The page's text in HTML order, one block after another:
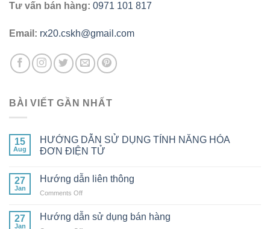
Tư vấn bán hàng: 0971 101 817
Email: rx20.cskh@gmail.com
BÀI VIẾT GẦN NHẤT
15
Aug
HƯỚNG DẪN SỬ DỤNG TÍNH NĂNG HÓA
ĐƠN ĐIỆN TỬ
27
Jan
Hướng dẫn liên thông
Comments Offon
dẫn
27
Jan
Hướng dẫn sử dụng bán hàng